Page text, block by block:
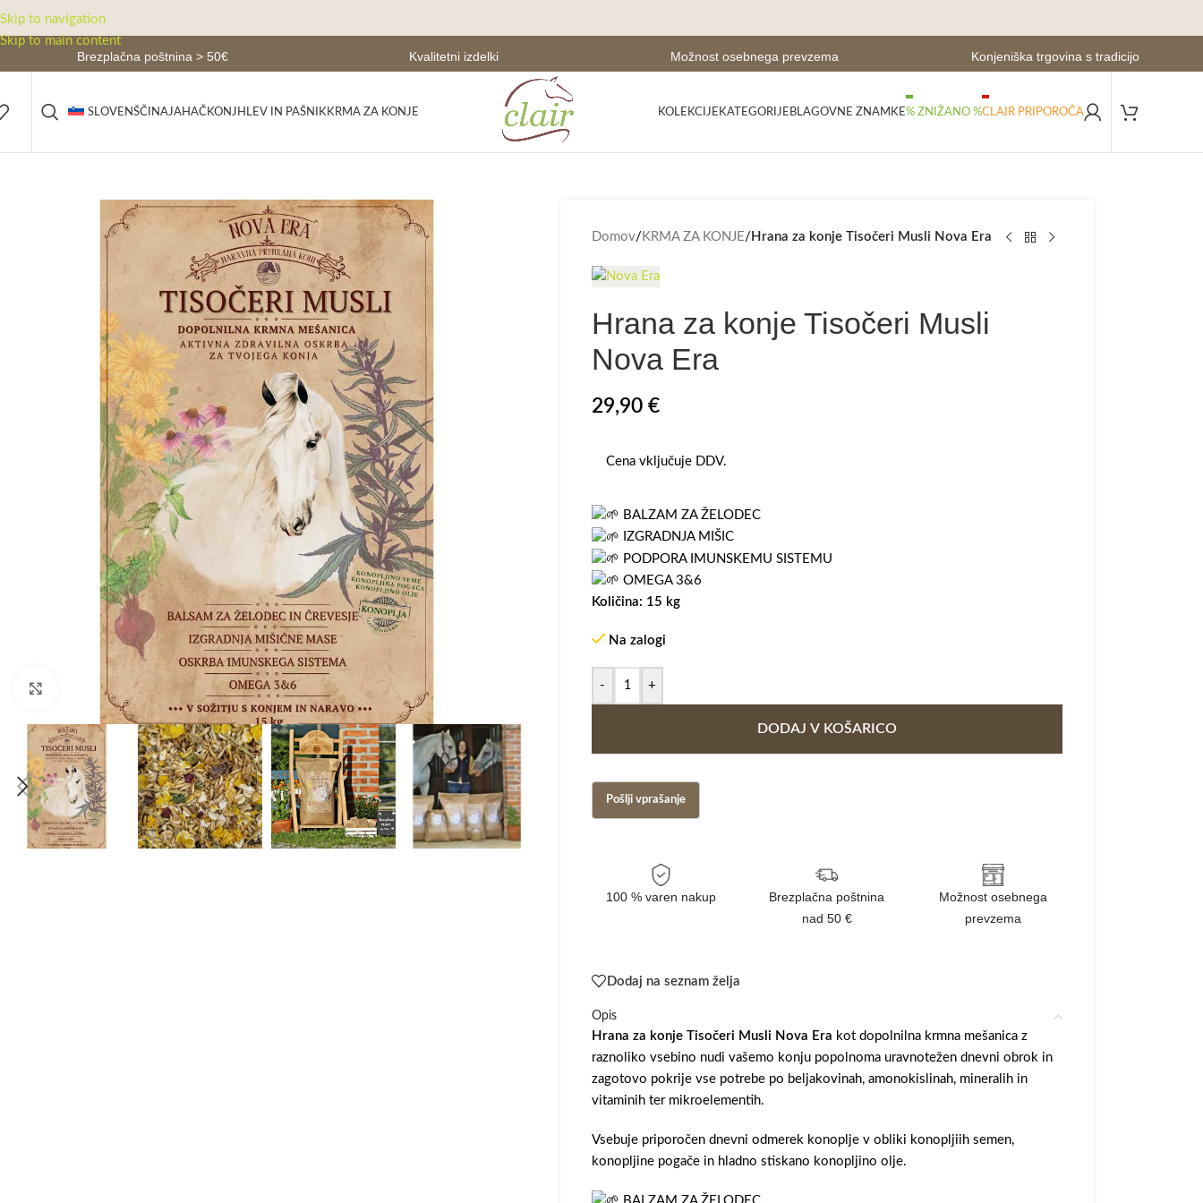
Skip to navigation
Skip to main content
Brezplačna poštnina > 50€ Kvalitetni izdelki Možnost osebnega prevzema Konjeniška trgovina s tradicijo
SLOVENŠČINAJAHAČKONJ HLEV IN PAŠNIK KRMA ZA KONJE KOLEKCIJE KATEGORIJE BLAGOVNE ZNAMKE% ZNIŽANO %CLAIR PRIPOROČA
Click to enlarge
Domov/ KRMA ZA KONJE/ Hrana za konje Tisočeri Musli Nova Era
Hrana za konje Tisočeri Musli
Nova Era
29,90 €
Cena vključuje DDV.
BALZAM ZA ŽELODEC
IZGRADNJA MIŠIC
PODPORA IMUNSKEMU SISTEMU
OMEGA 3&6
Količina: 15 kg
Na zalogi
- +
DODAJ V KOŠARICO
100 % varen nakup
Brezplačna poštnina
nad 50 €
Možnost osebnega
prevzema
Dodaj na seznam želja
Opis
Hrana za konje Tisočeri Musli Nova Era kot dopolnilna krmna mešanica z
raznoliko vsebino nudi vašemo konju popolnoma uravnotežen dnevni obrok in
zagotovo pokrije vse potrebe po beljakovinah, amonokislinah, mineralih in
vitaminih ter mikroelementih.
Vsebuje priporočen dnevni odmerek konoplje v obliki konopljiih semen,
konopljine pogače in hladno stiskano konopljino olje.